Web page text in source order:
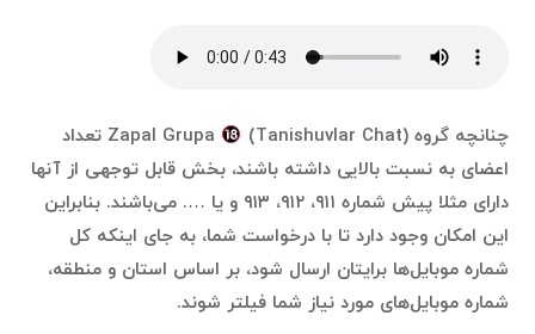
چنانچه گروه Zapal Grupa
(Tanishuvlar Chat) تعداد
اعضای به نسبت بالایی داشته باشند، بخش قابل توجهی از آنها
دارای مثلا پیش شماره ۹۱۱، ۹۱۲، ۹۱۳ و یا …. می‌باشند. بنابراین
این امکان وجود دارد تا با درخواست شما، به جای اینکه کل
شماره موبایل‌ها برایتان ارسال شود، بر اساس استان و منطقه،
شماره موبایل‌های مورد نیاز شما فیلتر شوند.